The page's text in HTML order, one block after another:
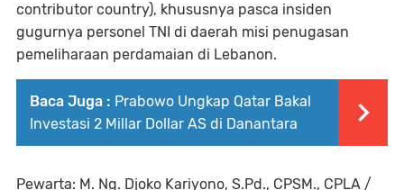
contributor country), khususnya pasca insiden
gugurnya personel TNI di daerah misi penugasan
pemeliharaan perdamaian di Lebanon.
Baca Juga : Prabowo Ungkap Qatar Bakal
Investasi 2 Millar Dollar AS di Danantara
Pewarta: M. Ng. Djoko Kariyono, S.Pd., CPSM., CPLA /